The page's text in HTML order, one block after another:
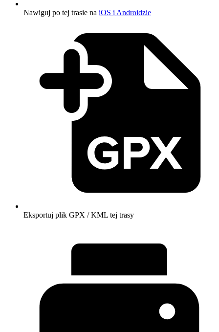
Nawiguj po tej trasie na iOS i Androidzie
Eksportuj plik GPX / KML tej trasy